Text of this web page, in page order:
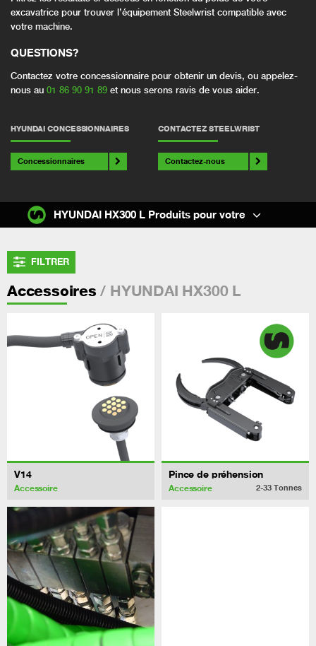
excavatrice pour trouver l’équipement Steelwrist compatible avec
votre machine.
QUESTIONS?
Contactez votre concessionnaire pour obtenir un devis, ou appelez-
nous au 01 86 90 91 89 et nous serons ravis de vous aider.
HYUNDAI CONCESSIONNAIRES
Concessionnaires
CONTACTEZ STEELWRIST
Contactez-nous
FILTRER
Accessoires / HYUNDAI HX300 L
V14
Accessoire
Pince de préhension
Accessoire 2-33 Tonnes
HYUNDAI HX300 L Produits pour votre